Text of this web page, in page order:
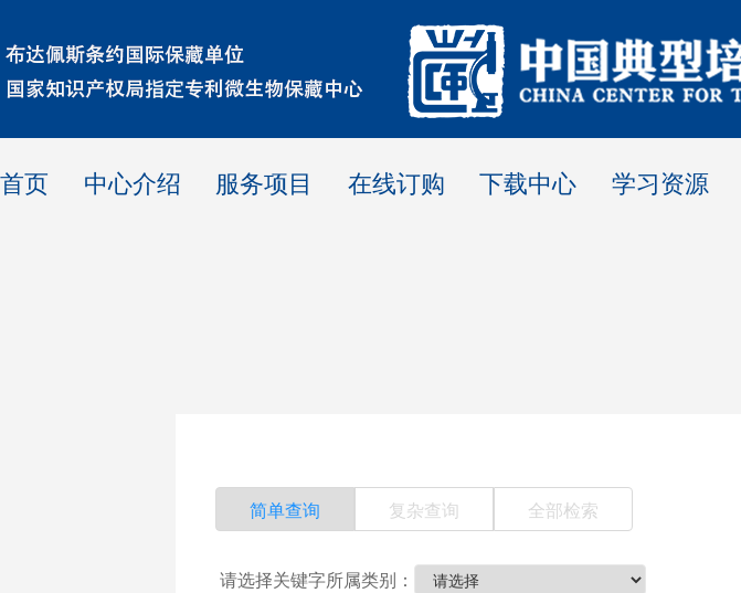
首页 中心介绍 服务项目 在线订购 下载中心 学习资源
简单查询 复杂查询 全部检索
请选择关键字所属类别：